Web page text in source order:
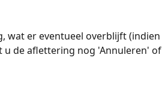
wat er eventueel overblijft (indien
de aflettering nog 'Annuleren' of